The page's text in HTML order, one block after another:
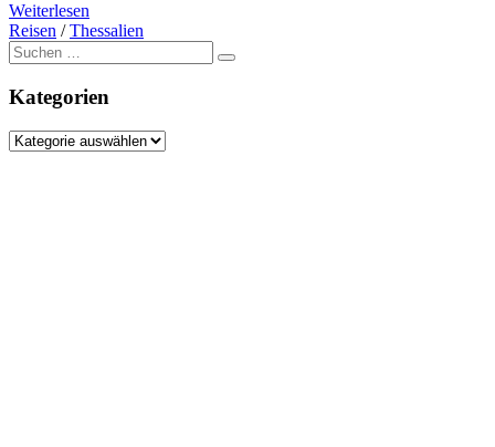
Weiterlesen
Reisen /Thessalien
Suche
nach:
Kategorien
Kategorien